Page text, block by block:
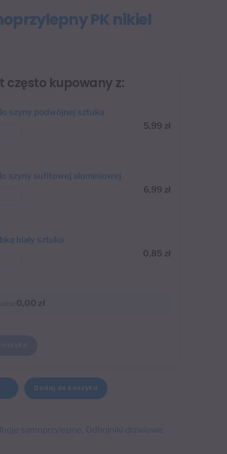
PK nikiel
często kupowany z:
szyny podwójnej sztuka
5,99 zł
szyny sufitowej aluminiowej
6,99 zł
biały sztuka
0,85 zł
0,00 zł
Dodaj do koszyka
e
samoprzylepne Odbojniki drzwiowe